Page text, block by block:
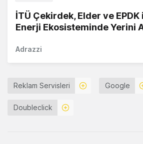
İTÜ Çekirdek, Elder ve
Enerji Ekosisteminde Yerini
Adrazzi
Reklam Servisleri Google
Doubleclick